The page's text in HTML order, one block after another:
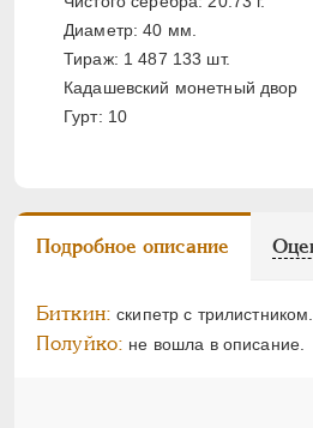
Диаметр: 40 мм.
Тираж: 1 487 133 шт.
Кадашевский монетный двор
Гурт: 10
Подробное описание
Биткин: скипетр с трилистником.
Полуйко: не вошла в описание.